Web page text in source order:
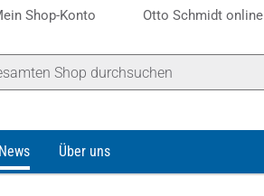
Shop-Konto Otto Schmidt online
News Über uns